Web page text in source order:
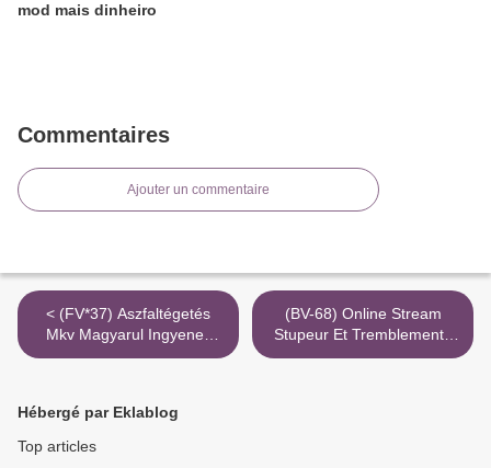
mod mais dinheiro
Commentaires
Ajouter un commentaire
< (FV*37) Aszfaltégetés
Mkv Magyarul Ingyenes
1080P
(BV-68) Online Stream
Stupeur Et Tremblements
720P 3Gp >
Hébergé par Eklablog
Top articles